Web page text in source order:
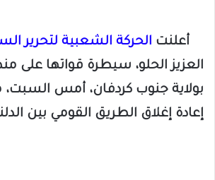
أعلنت الحركة الشعبية لتحرير
العزيز الحلو، سيطرة قواتها على
بولاية جنوب كردفان، أمس السبت،
إعادة إغلاق الطريق القومي بين